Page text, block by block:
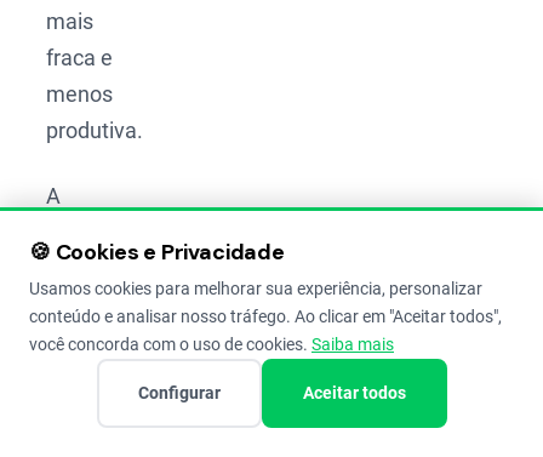
mais
fraca e
menos
produtiva.
A
ocorre
por
🍪 Cookies e Privacidade
Usamos cookies para melhorar sua experiência, personalizar
conteúdo e analisar nosso tráfego. Ao clicar em "Aceitar todos",
você concorda com o uso de cookies. Saiba mais
Configurar Aceitar todos